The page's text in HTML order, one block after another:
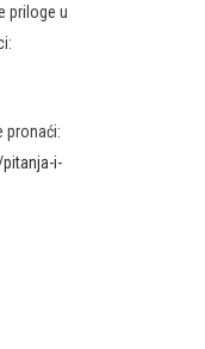
priloge u
pronaći:
i-